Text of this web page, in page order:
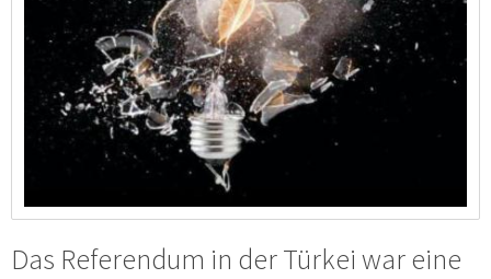
Das Referendum in der Türkei war eine